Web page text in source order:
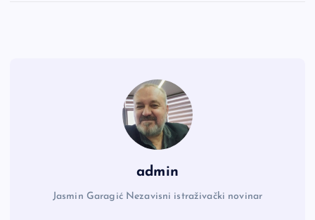
admin
Jasmin Garagić Nezavisni istraživački novinar